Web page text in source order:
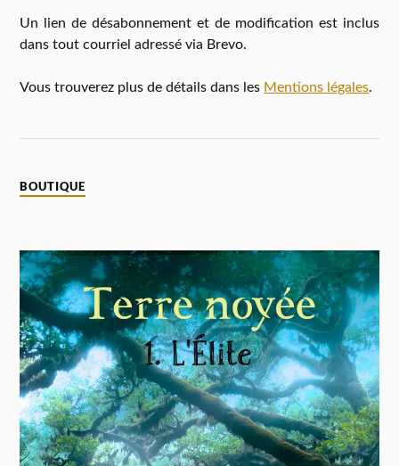
Un lien de désabonnement et de modification est inclus
dans tout courriel adressé via Brevo.
Vous trouverez plus de détails dans les Mentions légales.
BOUTIQUE